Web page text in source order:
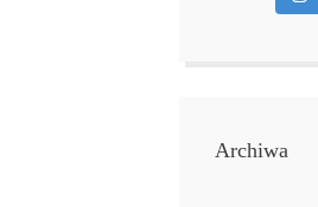
Archiwa